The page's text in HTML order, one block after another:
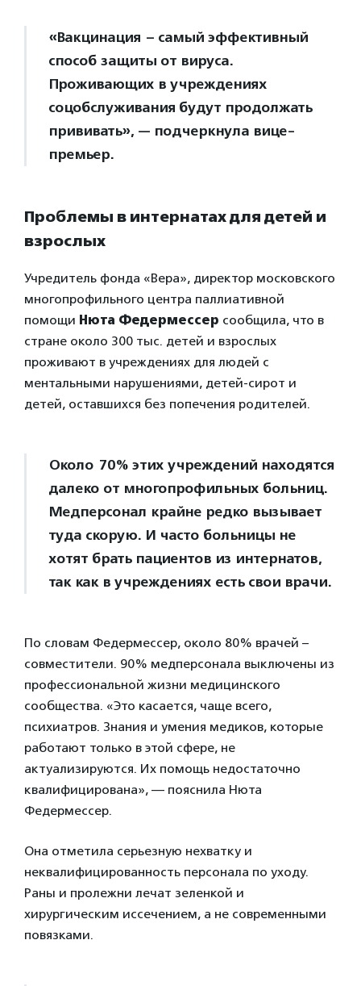
«Вакцинация – самый эффективный
способ защиты от вируса.
Проживающих в учреждениях
соцобслуживания будут продолжать
прививать», — подчеркнула вице-
премьер.
Проблемы в интернатах для детей и
взрослых
Учредитель фонда «Вера», директор московского
многопрофильного центра паллиативной
помощи Нюта Федермессер сообщила, что в
стране около 300 тыс. детей и взрослых
проживают в учреждениях для людей с
ментальными нарушениями, детей-сирот и
детей, оставшихся без попечения родителей.
Около 70% этих учреждений находятся
далеко от многопрофильных больниц.
Медперсонал крайне редко вызывает
туда скорую. И часто больницы не
хотят брать пациентов из интернатов,
так как в учреждениях есть свои врачи.
По словам Федермессер, около 80% врачей –
совместители. 90% медперсонала выключены из
профессиональной жизни медицинского
сообщества. «Это касается, чаще всего,
психиатров. Знания и умения медиков, которые
работают только в этой сфере, не
актуализируются. Их помощь недостаточно
квалифицирована», — пояснила Нюта
Федермессер.
Она отметила серьезную нехватку и
неквалифицированность персонала по уходу.
Раны и пролежни лечат зеленкой и
хирургическим иссечением, а не современными
повязками.